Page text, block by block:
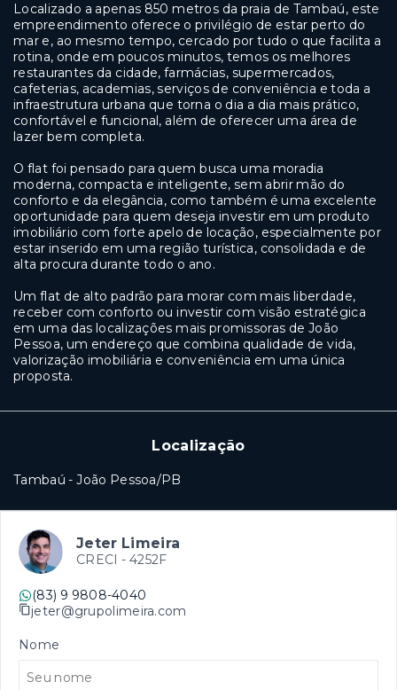
Localizado a apenas 850 metros da praia de Tambaú, este
empreendimento oferece o privilégio de estar perto do
mar e, ao mesmo tempo, cercado por tudo o que facilita a
rotina, onde em poucos minutos, temos os melhores
restaurantes da cidade, farmácias, supermercados,
cafeterias, academias, serviços de conveniência e toda a
infraestrutura urbana que torna o dia a dia mais prático,
confortável e funcional, além de oferecer uma área de
lazer bem completa.
O flat foi pensado para quem busca uma moradia
moderna, compacta e inteligente, sem abrir mão do
conforto e da elegância, como também é uma excelente
oportunidade para quem deseja investir em um produto
imobiliário com forte apelo de locação, especialmente por
estar inserido em uma região turística, consolidada e de
alta procura durante todo o ano.
Um flat de alto padrão para morar com mais liberdade,
receber com conforto ou investir com visão estratégica
em uma das localizações mais promissoras de João
Pessoa, um endereço que combina qualidade de vida,
valorização imobiliária e conveniência em uma única
proposta.
Localização
Tambaú - João Pessoa/PB
Jeter Limeira
CRECI - 4252F
(83) 9 9808-4040
jeter@grupolimeira.com
Nome